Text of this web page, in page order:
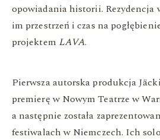
opowiadania historii. Rezydencja
im przestrzeń i czas na
projektem LAVA.
Pierwsza autorska produkcja
premierę w Nowym Teatrze w
a następnie została
festiwalach w Niemczech. Ich